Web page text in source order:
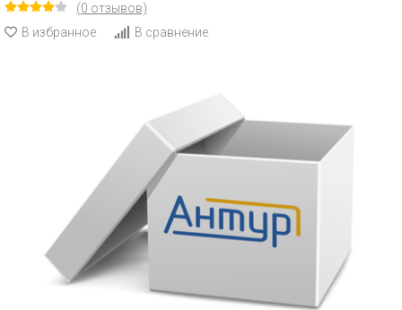
(0 отзывов)
В избранное
В сравнение